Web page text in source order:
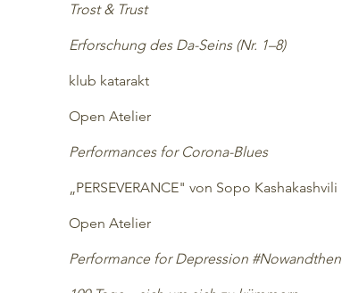
Trost & Trust
Erforschung des Da-Seins (Nr. 1–8)
​klub katarakt
​Open Atelier
Performances for Corona-Blues
„PERSEVERANCE" von Sopo Kashakashvili
Open Atelier
Performance for Depression #Nowandthen